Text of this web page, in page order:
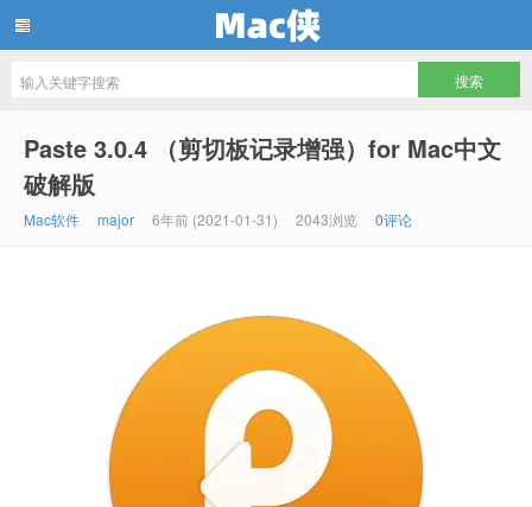
Paste 3.0.4 （剪切板记录增强）for Mac中文
破解版
Mac软件 major 6年前 (2021-01-31) 2043浏览 0评论